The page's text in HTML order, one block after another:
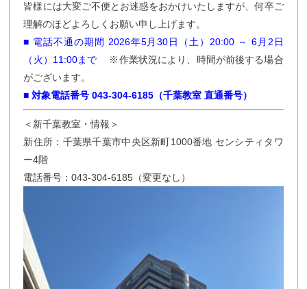
皆様には大変ご不便とお迷惑をおかけいたしますが、何卒ご
理解のほどよろしくお願い申し上げます。
■ 電話不通の期間 2026年5月30日（土）20:00 ～ 6月2日
（火）11:00まで ※作業状況により、時間が前後する場合
がございます。
■ 対象電話番号 043-304-6185（千葉教室 直通番号）
＜新千葉教室・情報＞
新住所：千葉県千葉市中央区新町1000番地 センシティタワ
ー4階
電話番号：043-304-6185（変更なし）